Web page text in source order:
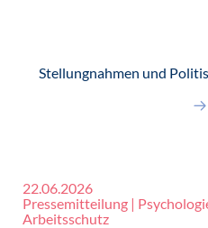
Stellungnahmen und
22.06.2026
Pressemitteilung |
Arbeitsschutz